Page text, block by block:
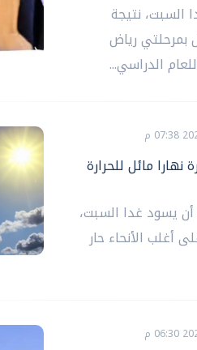
السبت، نتيجة
بمرحلتي رياض
الدراسي...
مائل للحرارة
أن يسود غدا السبت،
أغلب الأنحاء حار